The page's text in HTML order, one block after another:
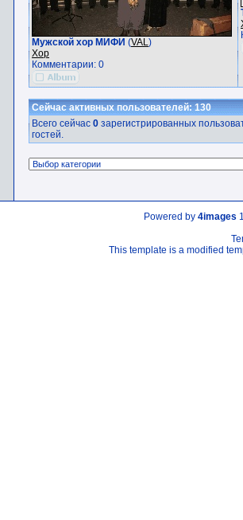
Мужской хор МИФИ (VAL)
Хор
Комментарии: 0
Сейчас активных пользователей: 130
Всего сейчас 0 зарегистрированных
гостей.
Powered by 4images
This template is a modified